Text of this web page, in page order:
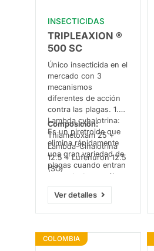
INSECTICIDAS
TRIPLEAXION ®
500 SC
Único insecticida en el
mercado con 3
mecanismos
diferentes de acción
contra las plagas. 1.
Lambda cyhalotrina:
Es un piretroide que
elimina rápidamente
una gran variedad de
plagas cuando entran
en contacto con él o
lo ingieren. También
actúa como repelente.
los insectos,
interrumpiendo su
Composición:
Thiametoxam 25 +
Lambda-Cihalotrina
12.5 + Lufenuron 12.5
(SC)
Ver detalles
COLOMBIA